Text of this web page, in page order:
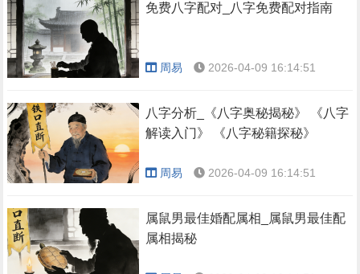
免费八字配对_八字免费配对指南
周易 2026-04-09 16:14:51
八字分析_《八字奥秘揭秘》 《八字
解读入门》 《八字秘籍探秘》
周易 2026-04-09 16:14:51
属鼠男最佳婚配属相_属鼠男最佳配
属相揭秘